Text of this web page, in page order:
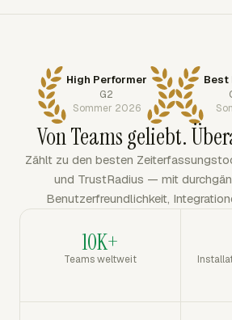
High Performer
G2
Sommer 2026
Best
Von Teams geliebt.
Zählt zu den besten
und TrustRadius — mit
Benutzerfreundlichkeit,
10K+
Teams weltweit